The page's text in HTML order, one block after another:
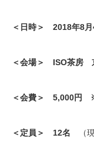
＜日時＞ 2018年8
＜会場＞ ISO茶房
＜会費＞ 5,000円 ※
＜定員＞ 12名 （